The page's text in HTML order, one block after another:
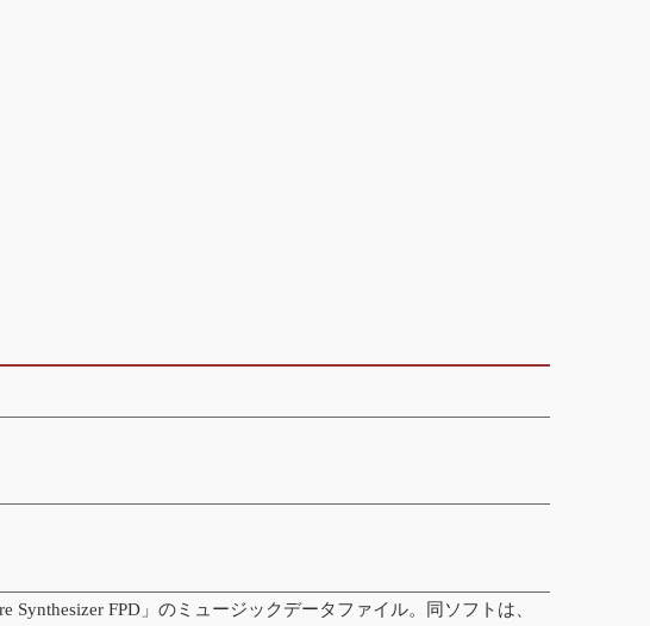
FPD」のミュージックデータファイル。同ソフトは、